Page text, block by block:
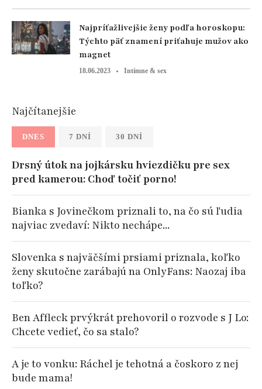
Najpríťažlivejšie ženy podľa horoskopu:
Týchto päť znamení priťahuje mužov ako
magnet
18.06.2023 Intímne & sex
Najčítanejšie
DNES 7 DNÍ 30 DNÍ
Drsný útok na jojkársku hviezdičku pre sex
pred kamerou: Choď točiť porno!
Bianka s Jovinečkom priznali to, na čo sú ľudia
najviac zvedaví: Nikto nechápe...
Slovenka s najväčšími prsiami priznala, koľko
ženy skutočne zarábajú na OnlyFans: Naozaj iba
toľko?
Ben Affleck prvýkrát prehovoril o rozvode s J Lo:
Chcete vedieť, čo sa stalo?
A je to vonku: Ráchel je tehotná a čoskoro z nej
bude mama!